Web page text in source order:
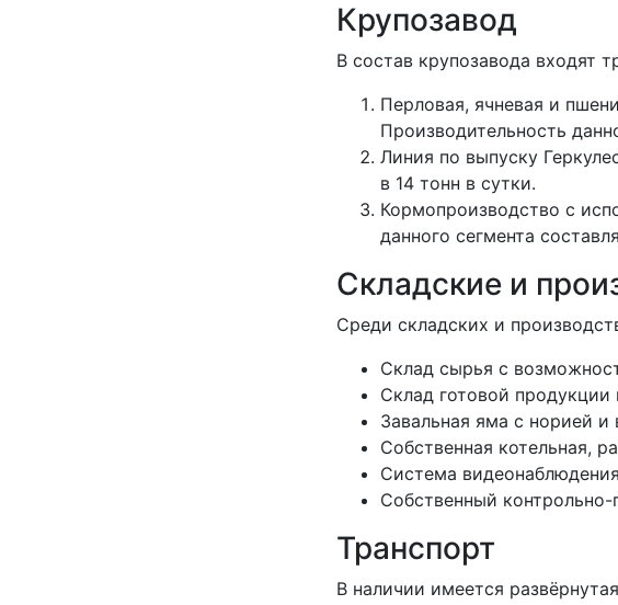
Крупозавод
В состав крупозавода входят
Перловая, ячневая и
Производительность
Линия по выпуску
в 14 тонн в сутки.
Кормопроизводство с
данного сегмента
Складские и
Среди складских и
Склад сырья с
Склад готовой продукции
Завальная яма с норией и
Собственная котельная,
Система
Собственный контрольно-
Транспорт
В наличии имеется